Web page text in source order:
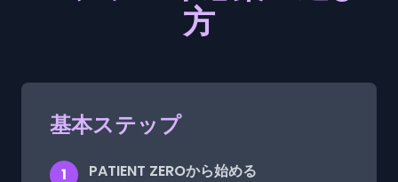
方
基本ステップ
1
PATIENT ZEROから始める